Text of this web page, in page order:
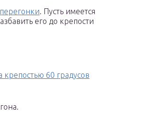
. Пусть имеется
его до крепости
крепостью 60 градусов